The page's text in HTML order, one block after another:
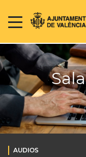
AUDIOS